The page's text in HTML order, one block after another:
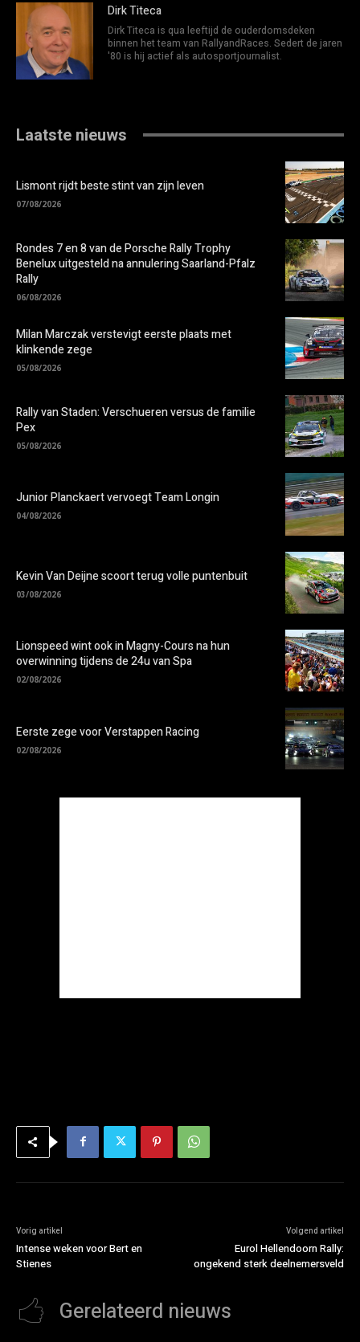
Dirk Titeca
Dirk Titeca is qua leeftijd de ouderdomsdeken
binnen het team van RallyandRaces. Sedert de jaren
'80 is hij actief als autosportjournalist.
Laatste nieuws
Lismont rijdt beste stint van zijn leven
07/08/2026
Rondes 7 en 8 van de Porsche Rally Trophy
Benelux uitgesteld na annulering Saarland-Pfalz
Rally
06/08/2026
Milan Marczak verstevigt eerste plaats met
klinkende zege
05/08/2026
Rally van Staden: Verschueren versus de familie
Pex
05/08/2026
Junior Planckaert vervoegt Team Longin
04/08/2026
Kevin Van Deijne scoort terug volle puntenbuit
03/08/2026
Lionspeed wint ook in Magny-Cours na hun
overwinning tijdens de 24u van Spa
02/08/2026
Eerste zege voor Verstappen Racing
02/08/2026
Vorig artikel
Intense weken voor Bert en
Stienes
Volgend artikel
Eurol Hellendoorn Rally:
ongekend sterk deelnemersveld
Gerelateerd nieuws